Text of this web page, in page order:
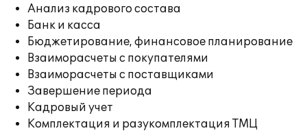
Анализ кадрового состава
Банк и касса
Бюджетирование, финансовое планирование
Взаиморасчеты с покупателями
Взаиморасчеты с поставщиками
Завершение периода
Кадровый учет
Комплектация и разукомплектация ТМЦ